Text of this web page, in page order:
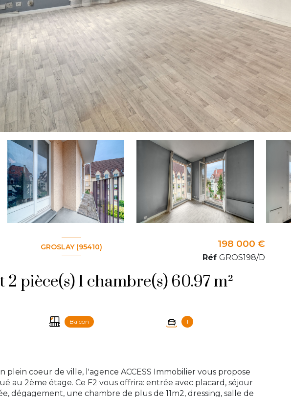
GROSLAY (95410)
Appartement 2 pièce(s) 1 chambre(s) 60.97 m²
Balcon 1
198 000 €
Réf GROS198/D
plein coeur de ville, l'agence ACCESS Immobilier vous propose
au 2ème étage. Ce F2 vous offrira: entrée avec placard, séjour
dégagement, une chambre de plus de 11m2, dressing, salle de